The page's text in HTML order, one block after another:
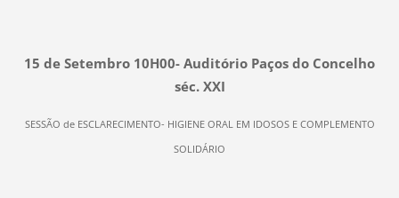
15 de Setembro 10H00- Auditório Paços do Concelho
séc. XXI
SESSÃO de ESCLARECIMENTO- HIGIENE ORAL EM IDOSOS E COMPLEMENTO
SOLIDÁRIO